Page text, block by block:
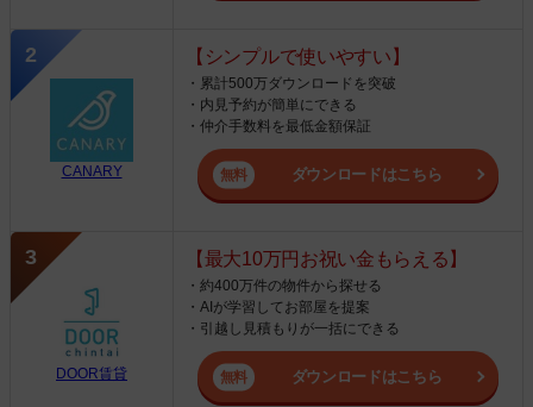
CANARY
【シンプルで使いやすい】
・累計500万ダウンロードを突破
・内見予約が簡単にできる
・仲介手数料を最低金額保証
ダウンロードはこちら
DOOR賃貸
【最大10万円お祝い金もらえる】
・約400万件の物件から探せる
・AIが学習してお部屋を提案
・引越し見積もりが一括にできる
ダウンロードはこちら